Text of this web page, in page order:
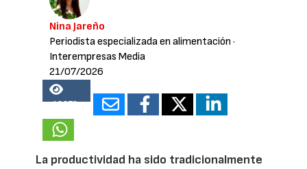
Nina Jareño
Periodista especializada en alimentación ·
Interempresas Media
21/07/2026
18278
La productividad ha sido tradicionalmente